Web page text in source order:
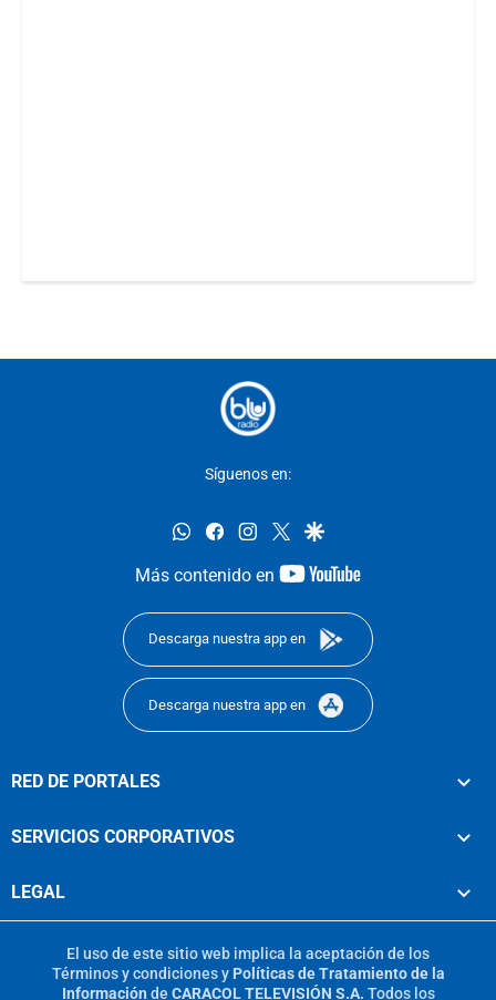
Síguenos en:
whatsappfacebookinstagram
twittergoogle
Más contenido en
youtube-
Descarga nuestra app en
Descarga nuestra app en
RED DE PORTALES
SERVICIOS CORPORATIVOS
LEGAL
El uso de este sitio web implica la aceptación de los
Términos y condicionesy Políticas de Tratamiento de la
Información de CARACOL TELEVISIÓN S.A. Todos los